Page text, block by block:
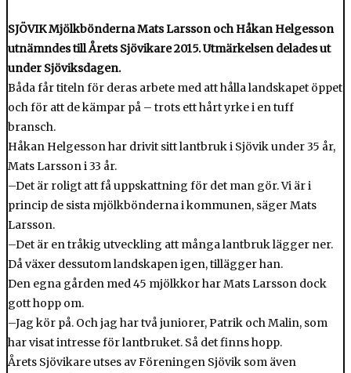
SJÖVIK Mjölkbönderna Mats Larsson och Håkan Helgesson
utnämndes till Årets Sjövikare 2015. Utmärkelsen delades ut
under Sjöviksdagen.
Båda får titeln för deras arbete med att hålla landskapet öppet
och för att de kämpar på – trots ett hårt yrke i en tuff
bransch.
Håkan Helgesson har drivit sitt lantbruk i Sjövik under 35 år,
Mats Larsson i 33 år.
–Det är roligt att få uppskattning för det man gör. Vi är i
princip de sista mjölkbönderna i kommunen, säger Mats
Larsson.
–Det är en tråkig utveckling att många lantbruk lägger ner.
Då växer dessutom landskapen igen, tillägger han.
Den egna gården med 45 mjölkkor har Mats Larsson dock
gott hopp om.
–Jag kör på. Och jag har två juniorer, Patrik och Malin, som
har visat intresse för lantbruket. Så det finns hopp.
Årets Sjövikare utses av Föreningen Sjövik som även